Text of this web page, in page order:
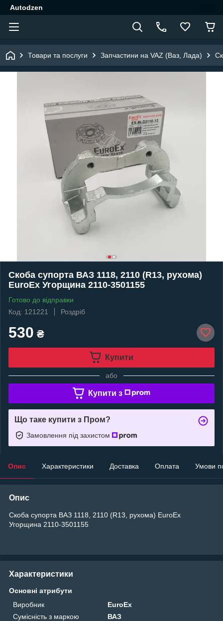
Autodzen
Товари та послуги Запчастини на VAZ (Ваз, Лада)
Скоба супорта ВАЗ 1118, 2110 (R13, рухома)
EuroEx Угорщина 2110-3501155
Готово до відправки
Код: 121221
Роздріб
530 ₴
Купити
або
Купити з
Що таке купити з Пром?
Замовлення під захистом
Опис Характеристики Доставка Оплата Умови
Опис
Скоба супорта ВАЗ 1118, 2110 (R13, рухома) EuroEx
Угорщина 2110-3501155
Характеристики
Основні атрибути
Виробник
EuroEx
Сумісність з маркою
ВАЗ